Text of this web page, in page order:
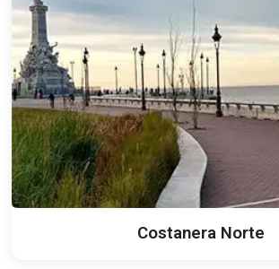
Costanera Norte